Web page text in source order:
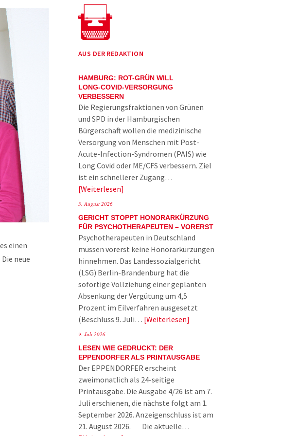
einen
neue
AUS DER REDAKTION
HAMBURG: ROT-GRÜN WILL
LONG-COVID-VERSORGUNG
VERBESSERN
Die Regierungsfraktionen von Grünen
und SPD in der Hamburgischen
Bürgerschaft wollen die medizinische
Versorgung von Menschen mit Post-
Acute-Infection-Syndromen (PAIS) wie
Long Covid oder ME/CFS verbessern. Ziel
ist ein schnellerer Zugang…
Weiterlesen
5. August 2026
GERICHT STOPPT HONORARKÜRZUNG
FÜR PSYCHOTHERAPEUTEN – VORERST
Psychotherapeuten in Deutschland
müssen vorerst keine Honorarkürzungen
hinnehmen. Das Landessozialgericht
(LSG) Berlin-Brandenburg hat die
sofortige Vollziehung einer geplanten
Absenkung der Vergütung um 4,5
Prozent im Eilverfahren ausgesetzt
(Beschluss 9. Juli… Weiterlesen
9. Juli 2026
LESEN WIE GEDRUCKT: DER
EPPENDORFER ALS PRINTAUSGABE
Der EPPENDORFER erscheint
zweimonatlich als 24-seitige
Printausgabe. Die Ausgabe 4/26 ist am 7.
Juli erschienen, die nächste folgt am 1.
September 2026. Anzeigenschluss ist am
21. August 2026. Die aktuelle…